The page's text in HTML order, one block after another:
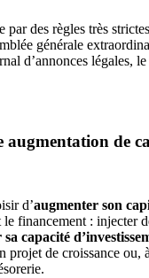
par des règles très
générale
d’annonces légales,
augmentation de
d’augmenter son
le financement : injecter
capacité
projet de croissance ou,